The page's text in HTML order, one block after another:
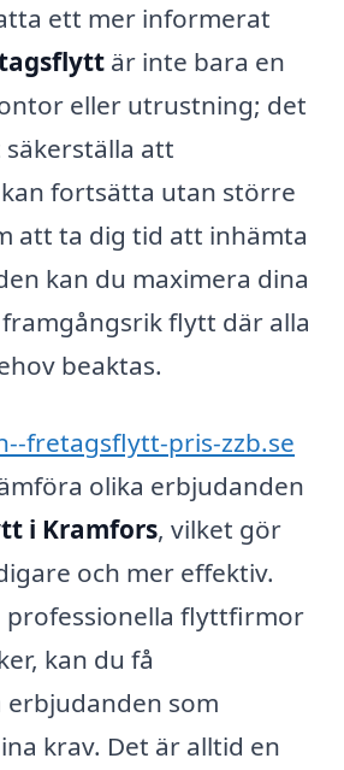
ett mer informerat
är inte bara en
eller utrustning; det
att
fortsätta utan större
att ta dig tid att inhämta
kan du maximera dina
flytt där alla
beaktas.
fretagsflytt-pris-zzb.se
olika erbjudanden
i Kramfors, vilket gör
och mer effektiv.
professionella flyttfirmor
kan du få
som
krav. Det är alltid en